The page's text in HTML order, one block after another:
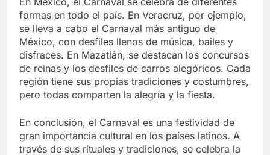
formas en todo el país. En Veracruz, por ejemplo,
se lleva a cabo el Carnaval más antiguo de
México, con desfiles llenos de música, bailes y
disfraces. En Mazatlán, se destacan los concursos
de reinas y los desfiles de carros alegóricos. Cada
región tiene sus propias tradiciones y costumbres,
pero todas comparten la alegría y la fiesta.
En conclusión, el Carnaval es una festividad de
gran importancia cultural en los países latinos. A
través de sus rituales y tradiciones, se celebra la